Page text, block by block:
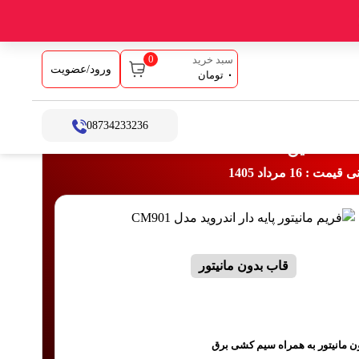
0
۰ تومان
سبد خرید
ورود/عضویت
08734233236
: 16 مرداد 1405
قاب بدون مانیتور
مانیتور به همراه سیم کشی برق